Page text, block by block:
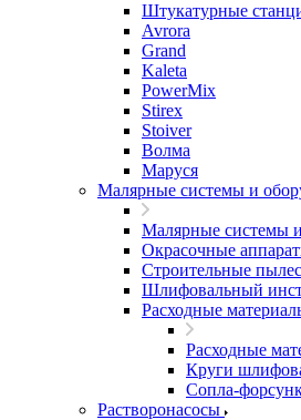
Штукатурные
Avrora
Grand
Kaleta
PowerMix
Stirex
Stoiver
Волма
Маруся
Малярные системы и
Малярные системы
Окрасочные
Строительные
Шлифовальный
Расходные
Расходные
Круги
Сопла-
Растворонасосы